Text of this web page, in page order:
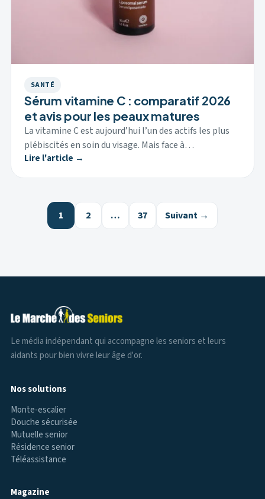
SANTÉ
Sérum vitamine C : comparatif 2026
et avis pour les peaux matures
La vitamine C est aujourd’hui l’un des actifs les plus
plébiscités en soin du visage. Mais face à…
Lire l'article →
1 2 … 37 Suivant →
Le média indépendant qui accompagne les seniors et leurs
aidants pour bien vivre leur âge d'or.
Nos solutions
Monte-escalier
Douche sécurisée
Mutuelle senior
Résidence senior
Téléassistance
Magazine